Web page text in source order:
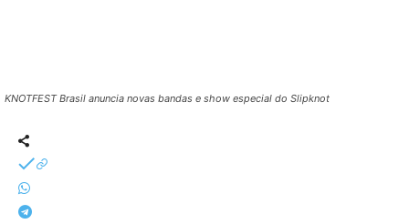
KNOTFEST Brasil anuncia novas bandas e show especial do Slipknot